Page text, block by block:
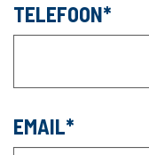
TELEFOON
EMAIL